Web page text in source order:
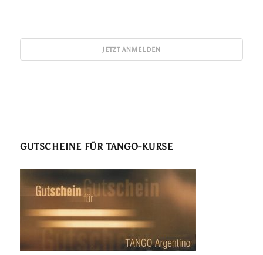
GUTSCHEINE FÜR TANGO-KURSE